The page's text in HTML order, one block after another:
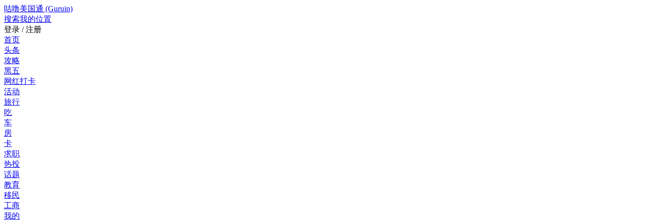
咕噜美国通 (Guruin)
搜索我的位置
登录 / 注册
首页
头条
攻略
黑五
网红打卡
活动
旅行
吃
车
房
卡
求职
热投
话题
教育
移民
工商
我的